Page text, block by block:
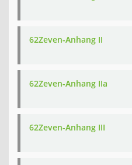
62Zeven-Anhang II
62Zeven-Anhang IIa
62Zeven-Anhang III